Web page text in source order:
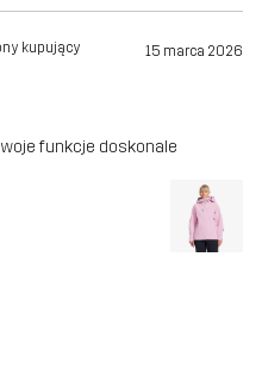
kupujący 15 marca 2026
funkcje doskonale